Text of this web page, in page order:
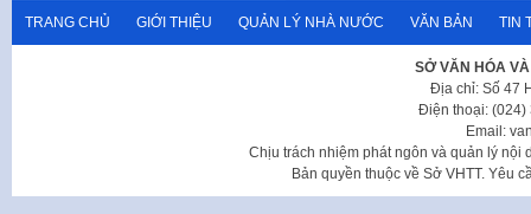
TRANG CHỦ GIỚI THIỆU QUẢN LÝ NHÀ NƯỚC VĂN BẢN TIN
SỞ VĂN HÓA
Địa chỉ: Số 47
Điện thoại: (024)
Email:
Chịu trách nhiệm phát ngôn và quản lý nội
Bản quyền thuộc về Sở VHTT. Yêu